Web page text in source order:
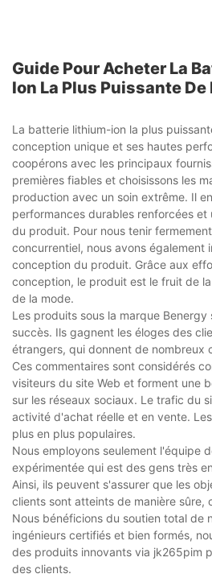
Guide Pour Acheter La
Ion La Plus Puissante De
La batterie lithium-ion la plus
conception unique et ses hautes
coopérons avec les principaux
premières fiables et choisissons les
production avec un soin extrême. Il
performances durables renforcées et
du produit. Pour nous tenir
concurrentiel, nous avons également
conception du produit. Grâce aux
conception, le produit est le fruit de
de la mode.
Les produits sous la marque
succès. Ils gagnent les éloges des
étrangers, qui donnent de nombreux
Ces commentaires sont considérés
visiteurs du site Web et forment une
sur les réseaux sociaux. Le trafic du
activité d'achat réelle et en vente.
plus en plus populaires.
Nous employons seulement l'équipe
expérimentée qui est des gens très
Ainsi, ils peuvent s'assurer que les
clients sont atteints de manière sûre,
Nous bénéficions du soutien total de
ingénieurs certifiés et bien formés,
des produits innovants via jk265pim
des clients.